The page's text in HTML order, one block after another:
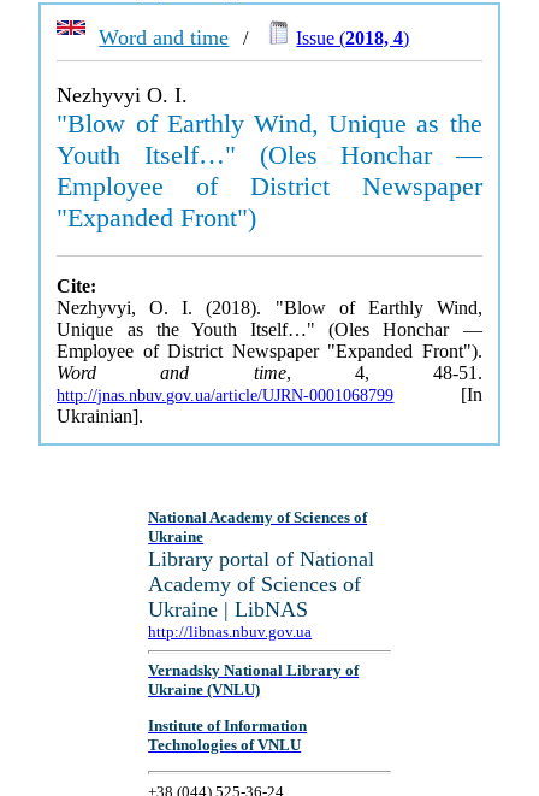
Word and time / Issue (2018, 4)
Nezhyvyi O. I.
"Blow of Earthly Wind, Unique as the
Youth Itself…" (Oles Honchar —
Employee of District Newspaper
"Expanded Front")
Cite:
Nezhyvyi, O. I. (2018). "Blow of Earthly Wind,
Unique as the Youth Itself…" (Oles Honchar —
Employee of District Newspaper "Expanded Front").
Word and time, 4, 48-51.
http://jnas.nbuv.gov.ua/article/UJRN-0001068799 [In
Ukrainian].
National Academy of Sciences of
Ukraine
Library portal of National
Academy of Sciences of
Ukraine | LibNAS
http://libnas.nbuv.gov.ua
Vernadsky National Library of
Ukraine (VNLU)
Institute of Information
Technologies of VNLU
+38 (044) 525-36-24